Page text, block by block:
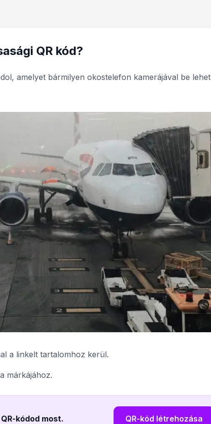
QR kód?
amelyet bármilyen okostelefon kamerájával be lehet
a linkelt tartalomhoz kerül.
márkájához.
kódod most. QR-kód létrehozása